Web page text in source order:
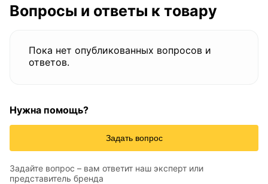
Вопросы и ответы к товару
Пока нет опубликованных вопросов и
ответов.
Нужна помощь?
Задать вопрос
Задайте вопрос – вам ответит наш эксперт или
представитель бренда